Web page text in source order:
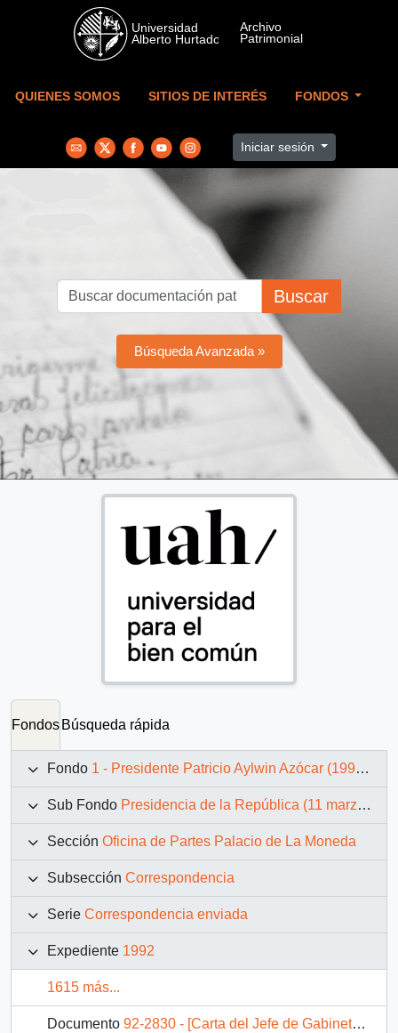
Skip to main content
QUIENES SOMOS SITIOS DE INTERÉS FONDOS
Iniciar sesión
Buscar
Búsqueda Avanzada »
Fondos Búsqueda rápida
Fondo 1 - Presidente Patricio Aylwin Azócar (1990-1994)
Sub Fondo Presidencia de la República (11 marzo 1990 – 11 marzo 1994)
Sección Oficina de Partes Palacio de La Moneda
Subsección Correspondencia
Serie Correspondencia enviada
Expediente 1992
1615 más...
Documento 92-2830 - [Carta del Jefe de Gabinete de la Presidencia al Ministro de Agricultura]